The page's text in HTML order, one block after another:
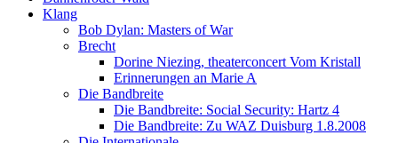
Klang
Bob Dylan: Masters of War
Brecht
Dorine Niezing, theaterconcert Vom Kristall
Erinnerungen an Marie A
Die Bandbreite
Die Bandbreite: Social Security: Hartz 4
Die Bandbreite: Zu WAZ Duisburg 1.8.2008